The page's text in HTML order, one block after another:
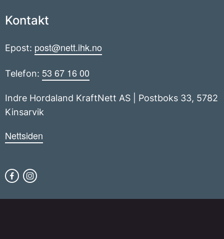
Kontakt
Epost: post@nett.ihk.no
Telefon: 53 67 16 00
Indre Hordaland KraftNett AS | Postboks 33, 5782
Kinsarvik
Nettsiden